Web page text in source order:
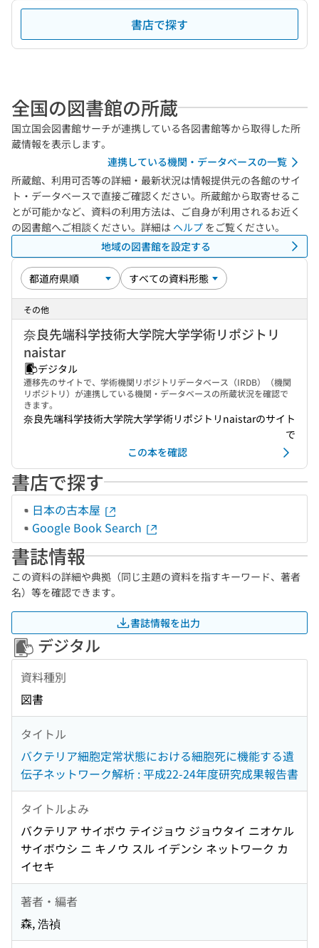
書店で探す
全国の図書館の所蔵
国立国会図書館サーチが連携している各図書館等から取得した所
蔵情報を表示します。
連携している機関・データベースの一覧
所蔵館、利用可否等の詳細・最新状況は情報提供元の各館のサイ
ト・データベースで直接ご確認ください。所蔵館から取寄せるこ
とが可能かなど、資料の利用方法は、ご自身が利用されるお近く
の図書館へご相談ください。詳細は ヘルプ をご覧ください。
地域の図書館を設定する
その他
奈良先端科学技術大学院大学学術リポジトリ
naistar
デジタル
遷移先のサイトで、学術機関リポジトリデータベース（IRDB）（機関
リポジトリ）が連携している機関・データベースの所蔵状況を確認で
きます。
奈良先端科学技術大学院大学学術リポジトリnaistarのサイト
で
この本を確認
書店で探す
日本の古本屋
Google Book Search
書誌情報
この資料の詳細や典拠（同じ主題の資料を指すキーワード、著者
名）等を確認できます。
書誌情報を出力
デジタル
資料種別
図書
タイトル
バクテリア細胞定常状態における細胞死に機能する遺
伝子ネットワーク解析 : 平成22-24年度研究成果報告書
タイトルよみ
バクテリア サイボウ テイジョウ ジョウタイ ニオケル
サイボウシ ニ キノウ スル イデンシ ネットワーク カ
イセキ
著者・編者
森, 浩禎